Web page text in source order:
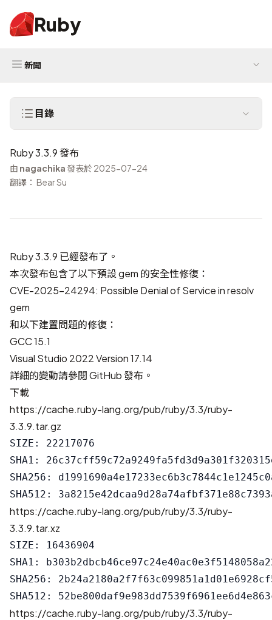
Ruby
新聞
目錄
Ruby 3.3.9 發布
由 nagachika發表於 2025-07-24
翻譯： Bear Su
Ruby 3.3.9 已經發布了。
本次發布包含了以下預設 gem 的安全性修復：
CVE-2025-24294: Possible Denial of Service in resolv
gem
和以下建置問題的修復：
GCC 15.1
Visual Studio 2022 Version 17.14
詳細的變動請參閱GitHub 發布 。
下載
https://cache.ruby-lang.org/pub/ruby/3.3/ruby-
3.3.9.tar.gz
SIZE: 22217076
SHA1:
SHA256:
https://cache.ruby-lang.org/pub/ruby/3.3/ruby-
3.3.9.tar.xz
SIZE: 16436904
SHA1:
SHA256:
https://cache.ruby-lang.org/pub/ruby/3.3/ruby-